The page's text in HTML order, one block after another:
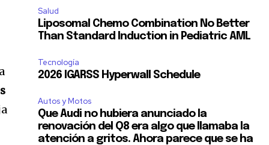
Salud
Liposomal Chemo Combination No Better
Than Standard Induction in Pediatric AML
Tecnología
2026 IGARSS Hyperwall Schedule
Autos y Motos
Que Audi no hubiera anunciado la
renovación del Q8 era algo que llamaba la
atención a gritos. Ahora parece que se ha